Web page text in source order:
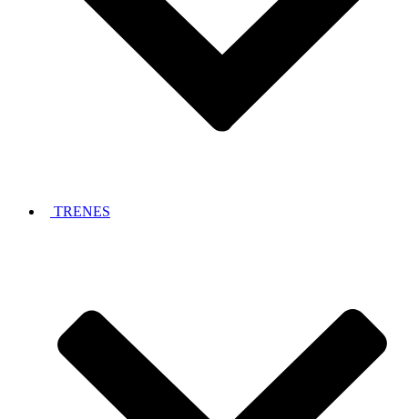
TRENES